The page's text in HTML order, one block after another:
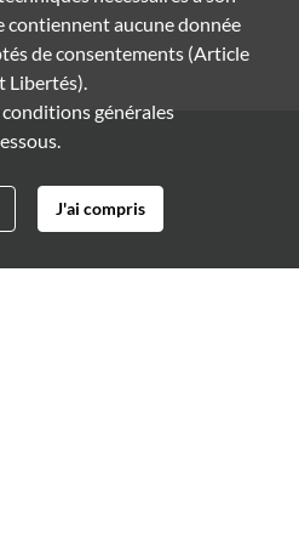
contiennent aucune donnée
de consentements (Article
Libertés).
générales
J'ai compris